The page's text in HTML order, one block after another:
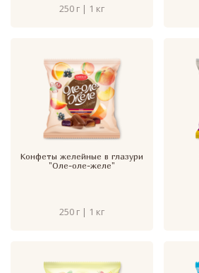
250 г | 1 кг
Конфеты желейные в глазури
"Оле-оле-желе"
250 г | 1 кг